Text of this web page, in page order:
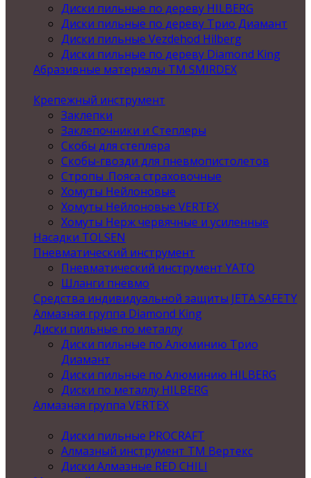
Диски пильные по дереву HILBERG
Диски пильные по дереву Трио Диамант
Диски пильные Vezdehod Hilberg
Диски пильные по дереву Diamond King
Абразивные материалы ТМ SMIRDEX
Крепежный инструмент
Заклепки
Заклепочники и Степлеры
Скобы для степлера
Скобы-гвозди для пневмопистолетов
Стропы .Пояса страховочные
Хомуты Нейлоновые
Хомуты Нейлоновые VERTEX
Хомуты Нерж червячные и усиленные
Насадки TOLSEN
Пневматический инструмент
Пневматический инструмент YATO
Шланги пневмо
Средства индивидуальной защиты JETA SAFETY
Алмазная группа Diamond King
Диски пильные по металлу
Диски пильные по Алюминию Трио
Диамант
Диски пильные по Алюминию HILBERG
Диски по металлу HILBERG
Алмазная группа VERTEX
Диски пильные PROCRAFT
Алмазный инструмент ТМ Вертекс
Диски Алмазные RED CHILI